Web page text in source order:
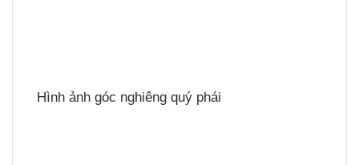
Hình ảnh góc nghiêng quý phái